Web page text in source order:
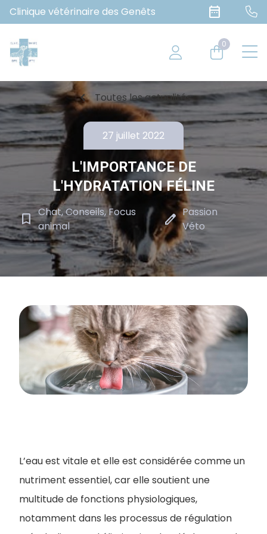
Clinique vétérinaire des Genêts date_range
0
chevron_left Toutes les actualités
27 juillet 2022
L'IMPORTANCE DE
L'HYDRATATION FÉLINE
bookmark_border Chat, Conseils, Focus
animal
edit Passion
Véto
L’eau est vitale et elle est considérée comme un
nutriment essentiel, car elle soutient une
multitude de fonctions physiologiques,
notamment dans les processus de régulation